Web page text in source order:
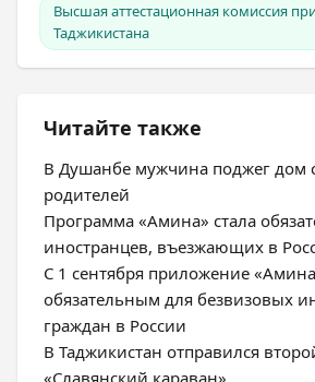
Высшая аттестационная комиссия
Таджикистана
Читайте также
В Душанбе мужчина поджег дом
родителей
Программа «Амина» стала
иностранцев, въезжающих в
С 1 сентября приложение
обязательным для безвизовых
граждан в России
В Таджикистан отправился
«Славянский караван»